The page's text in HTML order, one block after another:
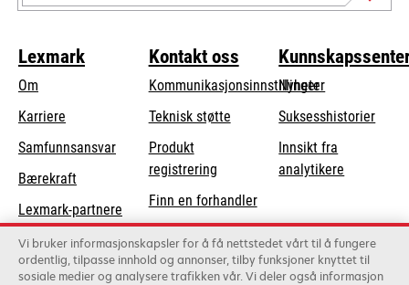
Lexmark
Om
Karriere
Samfunnsansvaropens
new
Bærekraft
Lexmark-partnere
Kontakt oss
Kommunikasjonsinnstillinger
Teknisk støtteopens
tab
Produkt
registrering
Finn en forhandler
Liste over
grossister
Nyheter
Suksesshistorier
Innsikt fra
analytikere
Vi bruker informasjonskapsler for å få nettstedet vårt til å fungere
ordentlig, tilpasse innhold og annonser, tilby funksjoner knyttet til
sosiale medier og analysere trafikken vår. Vi deler også informasjon